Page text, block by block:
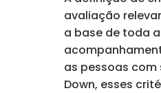
avaliação
a base de toda
as pessoas com
Down, esses